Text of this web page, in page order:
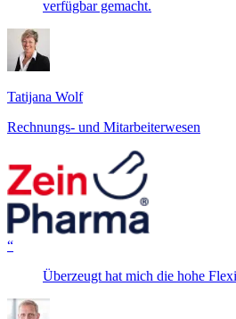
verfügbar gemacht.
Tatijana Wolf
Rechnungs- und Mitarbeiterwesen
“
Überzeugt hat mich die hohe